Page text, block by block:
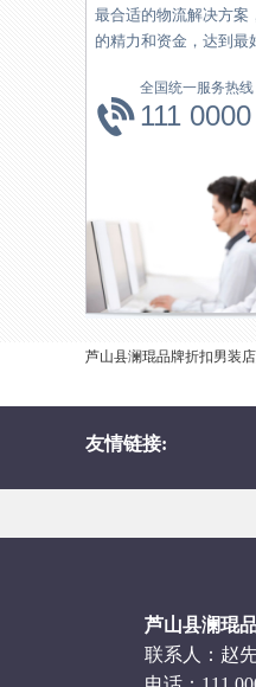
最合适的物流解决方案
的精力和资金，达到最
全国统一服务热线
111
芦山县澜琨品牌折扣男装
友情链接:
芦山县澜琨
联系人：赵